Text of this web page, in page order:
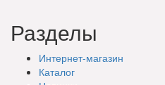
Разделы
Интернет-магазин
Каталог